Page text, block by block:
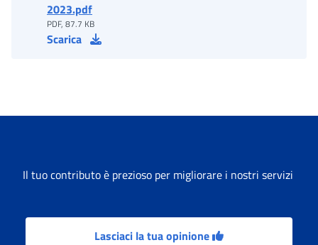
2023.pdf
PDF, 87.7 KB
Scarica
Il tuo contributo è prezioso per migliorare i nostri servizi
Lasciaci la tua opinione